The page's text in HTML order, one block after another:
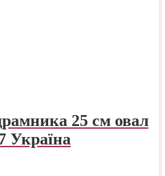
25 см овал
Україна